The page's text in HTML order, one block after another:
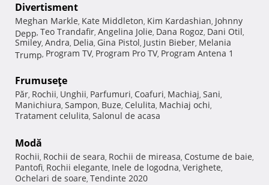
Divertisment
Meghan Markle, Kate Middleton, Kim Kardashian, Johnny
Depp, Teo Trandafir, Angelina Jolie, Dana Rogoz, Dani Otil,
Smiley, Andra, Delia, Gina Pistol, Justin Bieber, Melania
Trump, Program TV, Program Pro TV, Program Antena 1
Frumuseţe
Păr, Rochii, Unghii, Parfumuri, Coafuri, Machiaj, Sani,
Manichiura, Sampon, Buze, Celulita, Machiaj ochi,
Tratament celulita, Salonul de acasa
Modă
Rochii, Rochii de seara, Rochii de mireasa, Costume de baie,
Pantofi, Rochii elegante, Inele de logodna, Verighete,
Ochelari de soare, Tendinte 2020